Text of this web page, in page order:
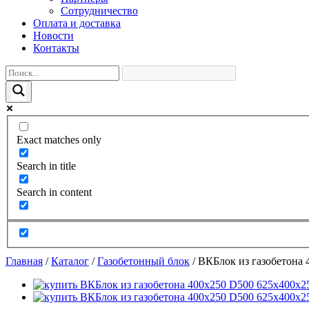
Сотрудничество
Оплата и доставка
Новости
Контакты
Exact matches only
Search in title
Search in content
Главная /Каталог /Газобетонный блок /ВКБлок из газобетона